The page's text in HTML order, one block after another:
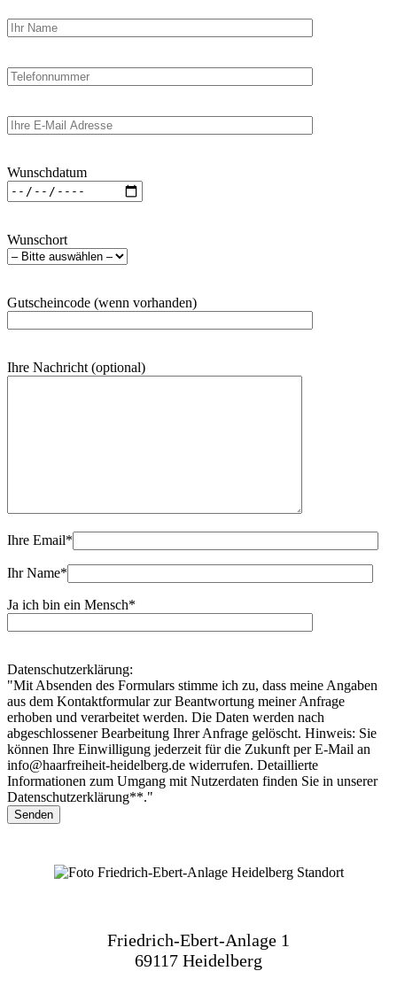
Wunschdatum
Wunschort
Gutscheincode (wenn vorhanden)
Ihre Nachricht (optional)
Ihre Email*
Ihr Name*
Ja ich bin ein Mensch*
Datenschutzerklärung:
"Mit Absenden des Formulars stimme ich zu, dass meine Angaben
aus dem Kontaktformular zur Beantwortung meiner Anfrage
erhoben und verarbeitet werden. Die Daten werden nach
abgeschlossener Bearbeitung Ihrer Anfrage gelöscht. Hinweis: Sie
können Ihre Einwilligung jederzeit für die Zukunft per E-Mail an
info@haarfreiheit-heidelberg.de widerrufen. Detaillierte
Informationen zum Umgang mit Nutzerdaten finden Sie in unserer
Datenschutzerklärung**."
Friedrich-Ebert-Anlage 1
69117 Heidelberg